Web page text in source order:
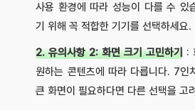
사용 환경에 따라 성능이 다를 수 있
기 위해 꼭 적합한 기기를 선택하세요.
2. 유의사항 2: 화면 크기 고민하기:
원하는 콘텐츠에 따라 다릅니다. 7인
큰 화면이 필요하다면 다른 선택을 고